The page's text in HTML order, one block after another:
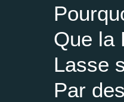
Que la
Lasse
Par